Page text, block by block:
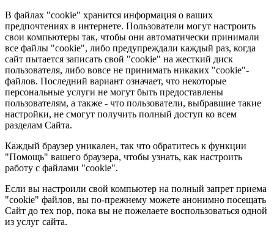
В файлах "cookie" хранится информация о ваших
предпочтениях в интернете. Пользователи могут настроить
свои компьютеры так, чтобы они автоматически принимали
все файлы "cookie", либо предупреждали каждый раз, когда
сайт пытается записать свой "cookie" на жесткий диск
пользователя, либо вовсе не принимать никаких "cookie"-
файлов. Последний вариант означает, что некоторые
персональные услуги не могут быть предоставлены
пользователям, а также - что пользователи, выбравшие такие
настройки, не смогут получить полный доступ ко всем
разделам Сайта.
Каждый браузер уникален, так что обратитесь к функции
"Помощь" вашего браузера, чтобы узнать, как настроить
работу с файлами "cookie".
Если вы настроили свой компьютер на полный запрет приема
"cookie" файлов, вы по-прежнему можете анонимно посещать
Сайт до тех пор, пока вы не пожелаете воспользоваться одной
из услуг сайта.